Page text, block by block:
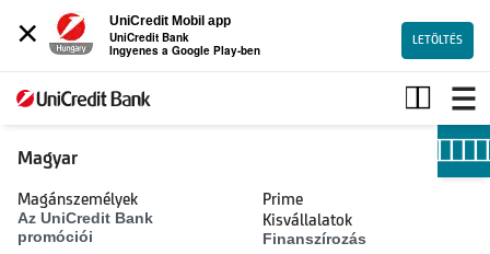
×
UniCredit Mobil app
UniCredit Bank
Ingyenes a Google Play-ben
LETÖLTÉS
Oldaltérkép
Magyar
Magánszemélyek
Az UniCredit Bank
promóciói
Prime
Kisvállalatok
Finanszírozás